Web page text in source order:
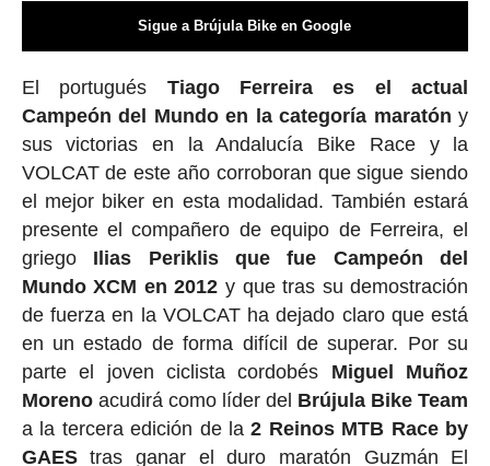
Sigue a Brújula Bike en Google
El portugués Tiago Ferreira es el actual
Campeón del Mundo en la categoría maratón y
sus victorias en la Andalucía Bike Race y la
VOLCAT de este año corroboran que sigue siendo
el mejor biker en esta modalidad. También estará
presente el compañero de equipo de Ferreira, el
griego Ilias Periklis que fue Campeón del
Mundo XCM en 2012 y que tras su demostración
de fuerza en la VOLCAT ha dejado claro que está
en un estado de forma difícil de superar. Por su
parte el joven ciclista cordobés Miguel Muñoz
Morenoacudirá como líder del Brújula Bike Team
a la tercera edición de la2 Reinos MTB Race by
GAEStras ganar el duro maratón Guzmán El